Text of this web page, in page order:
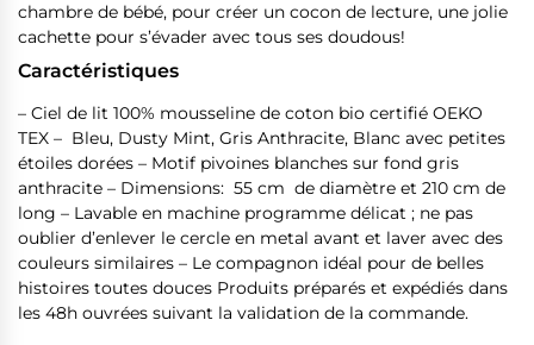
chambre de bébé, pour créer un cocon de lecture, une jolie
cachette pour s’évader avec tous ses doudous!
Caractéristiques
– Ciel de lit 100% mousseline de coton bio certifié OEKO
TEX – Bleu, Dusty Mint, Gris Anthracite, Blanc avec petites
étoiles dorées – Motif pivoines blanches sur fond gris
anthracite – Dimensions: 55 cm de diamètre et 210 cm de
long – Lavable en machine programme délicat ; ne pas
oublier d’enlever le cercle en metal avant et laver avec des
couleurs similaires – Le compagnon idéal pour de belles
histoires toutes douces Produits préparés et expédiés dans
les 48h ouvrées suivant la validation de la commande.